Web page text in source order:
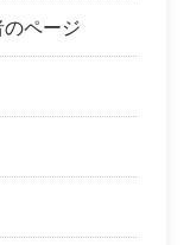
ページ